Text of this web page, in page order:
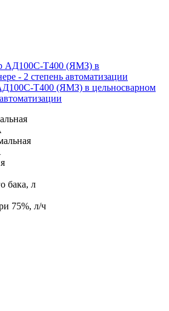
Т400 (ЯМЗ) в цельносварном
бака, л
75%, л/ч